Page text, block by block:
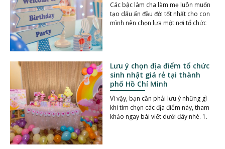
Các bậc làm cha làm mẹ luôn muốn
tạo dấu ấn đầu đời tốt nhất cho con
mình nên chọn lựa một nơi tổ chức
Lưu ý chọn địa điểm tổ chức
sinh nhật giá rẻ tại thành
phố Hồ Chí Minh
Vì vậy, bạn cần phải lưu ý những gì
khi tìm chọn các địa điểm này, tham
khảo ngay bài viết dưới đây nhé. 1.